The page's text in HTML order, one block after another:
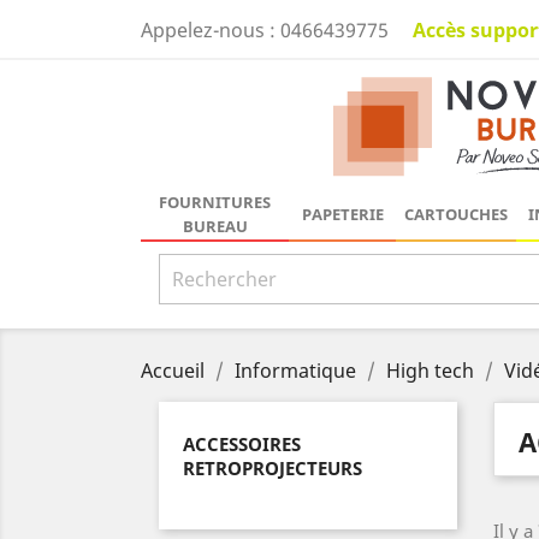
Appelez-nous : 0466439775 Accès
FOURNITURES
BUREAU
PAPETERIE CARTOUCHES
Accueil Informatique High tech
ACCESSOIRES
RETROPROJECTEURS
Il y a